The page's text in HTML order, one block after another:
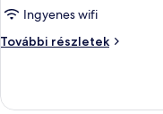
hálószobával
Ingyenes wifi
További részletek
apartman,
részletei